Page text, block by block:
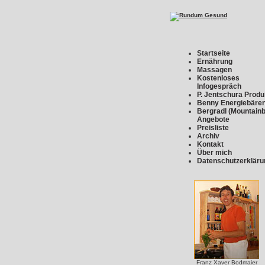
Startseite
Ernährung
Massagen
Kostenloses
Infogespräch
P. Jentschura
Benny
Bergradl
Angebote
Preisliste
Archiv
Kontakt
Über mich
Franz Xaver Bodmaier